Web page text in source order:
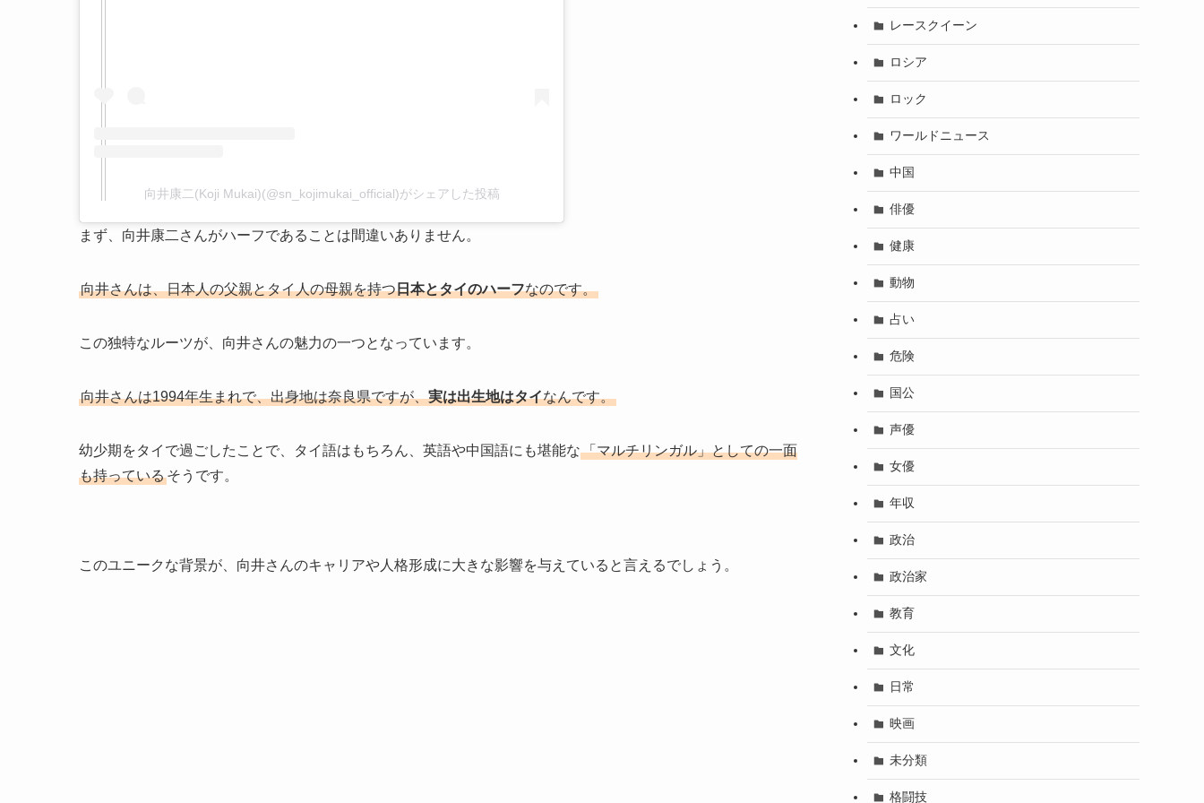
向井康二(Koji Mukai)(@sn_kojimukai_official)がシェアした投稿
まず、向井康二さんがハーフであることは間違いありません。
向井さんは、日本人の父親とタイ人の母親を持つ日本とタイのハーフなのです。
この独特なルーツが、向井さんの魅力の一つとなっています。
向井さんは1994年生まれで、出身地は奈良県ですが、実は出生地はタイなんです。
幼少期をタイで過ごしたことで、タイ語はもちろん、英語や中国語にも堪能な「マルチリンガル」としての一面
も持っているそうです。
このユニークな背景が、向井さんのキャリアや人格形成に大きな影響を与えていると言えるでしょう。
レースクイーン
ロシア
ロック
ワールドニュース
中国
俳優
健康
動物
占い
危険
国公
声優
女優
年収
政治
政治家
教育
文化
日常
映画
未分類
格闘技